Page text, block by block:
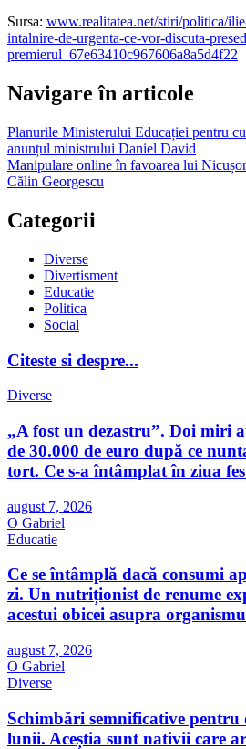
Sursa: www.realitatea.net/stiri/politica/
intalnire-de-urgenta-ce-vor-discuta-
premierul_67e63410c967606a8a5d4f22
Navigare în articole
Planurile Ministerului Educației pentru
anunțul ministrului Daniel David
Manipulare online în favoarea lui
Călin Georgescu
Categorii
Diverse
Divertisment
Educatie
Politica
Social
Citeste si despre...
Diverse
„A fost un dezastru”. Doi miri
de 30.000 de euro după ce
tort. Ce s-a întâmplat în ziua
august 7, 2026
O Gabriel
Educatie
Ce se întâmplă dacă consumi
zi. Un nutriționist de renume
acestui obicei asupra
august 7, 2026
O Gabriel
Diverse
Schimbări semnificative pentru
lunii. Aceștia sunt nativii care